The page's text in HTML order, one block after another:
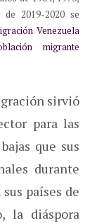
2019-2020 se
Venezuela
migrante
sirvió
para las
que sus
durante
países de
la diáspora